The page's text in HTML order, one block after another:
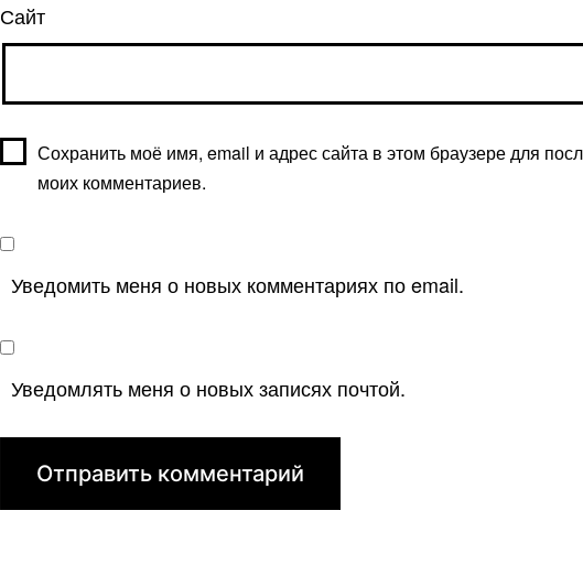
Сайт
Сохранить моё имя, email и адрес сайта в этом браузере для
моих комментариев.
Уведомить меня о новых комментариях по email.
Уведомлять меня о новых записях почтой.